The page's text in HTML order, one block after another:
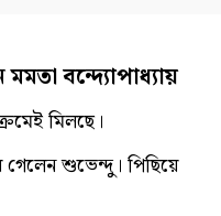
বন্দ্যোপাধ্যায়
মিলছে।
শুভেন্দু। পিছিয়ে